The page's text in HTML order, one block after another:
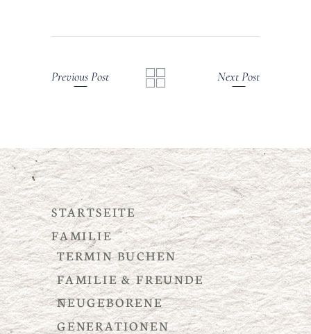
Previous Post Next Post
STARTSEITE
FAMILIE
TERMIN BUCHEN
FAMILIE & FREUNDE
NEUGEBORENE
GENERATIONEN